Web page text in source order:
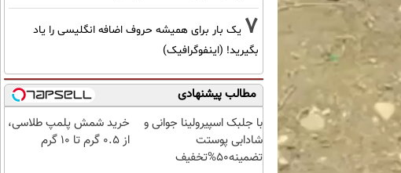
7 یک بار برای همیشه حروف اضافه انگلیسی را یاد
بگیرید! (اینفوگرافیک)
مطالب پیشنهادی
با جلبک اسپیرولینا جوانی و
شادابی پوستت
تضمینه50%تخفیف
خرید شمش پلمپ طلاسی،
از ۰.۵ گرم تا ۱۰ گرم